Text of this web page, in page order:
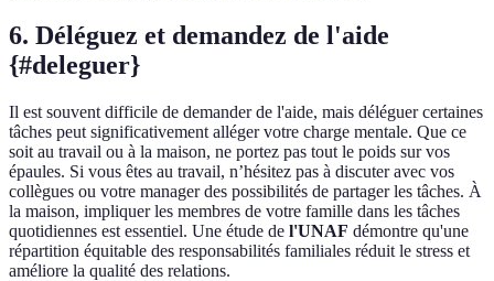
6. Déléguez et demandez de l'aide
{#deleguer}
Il est souvent difficile de demander de l'aide, mais déléguer certaines
tâches peut significativement alléger votre charge mentale. Que ce
soit au travail ou à la maison, ne portez pas tout le poids sur vos
épaules. Si vous êtes au travail, n’hésitez pas à discuter avec vos
collègues ou votre manager des possibilités de partager les tâches. À
la maison, impliquer les membres de votre famille dans les tâches
quotidiennes est essentiel. Une étude de l'UNAF démontre qu'une
répartition équitable des responsabilités familiales réduit le stress et
améliore la qualité des relations.